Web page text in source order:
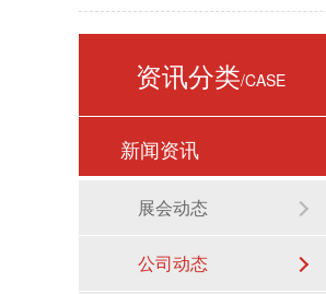
资讯分类/CASE
新闻资讯
展会动态
公司动态